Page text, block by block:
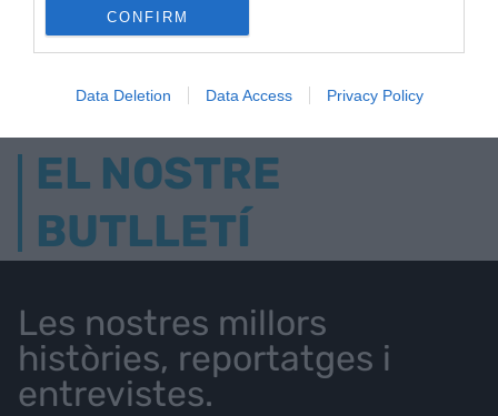
CONFIRM
Data Deletion Data Access Privacy Policy
AVUI DESTAQUEM
EL NOSTRE
BUTLLETÍ
Les nostres millors
històries, reportatges i
entrevistes.